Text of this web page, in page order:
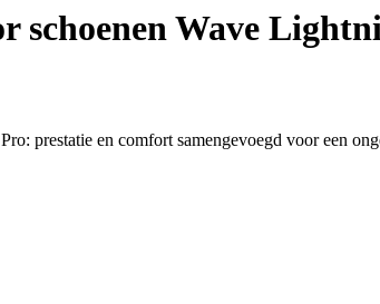
schoenen Wave
prestatie en comfort samengevoegd voor een